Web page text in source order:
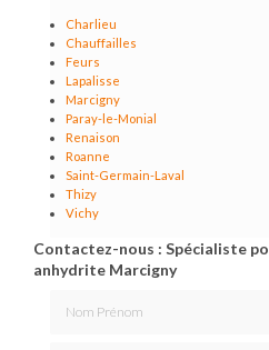
Charlieu
Chauffailles
Feurs
Lapalisse
Marcigny
Paray-le-Monial
Renaison
Roanne
Saint-Germain-Laval
Thizy
Vichy
Contactez-nous : Spécialiste
anhydrite Marcigny